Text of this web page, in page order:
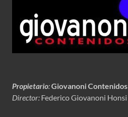
Propietario:Giovanoni Contenidos
Director: Federico Giovanoni Honsi